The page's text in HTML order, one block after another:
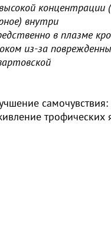
концентрации
внутри
в плазме
из-за
самочувствия:
трофических